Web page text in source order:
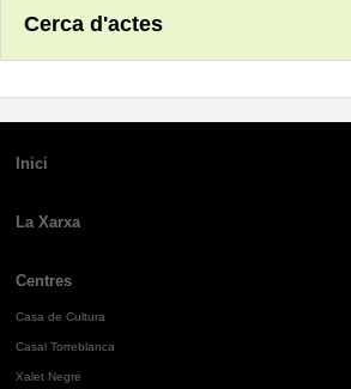
Cerca d'actes
Inici
La Xarxa
Centres
Casa de Cultura
Casal Torreblanca
Xalet Negre